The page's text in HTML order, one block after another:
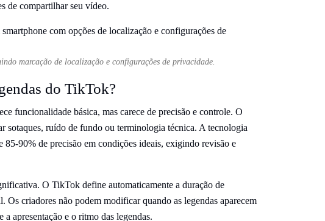
de compartilhar seu vídeo.
marcação de localização e configurações de privacidade.
do TikTok?
funcionalidade básica, mas carece de precisão e controle. O
sotaques, ruído de fundo ou terminologia técnica. A tecnologia
90% de precisão em condições ideais, exigindo revisão e
O TikTok define automaticamente a duração de
Os criadores não podem modificar quando as legendas aparecem
apresentação e o ritmo das legendas.